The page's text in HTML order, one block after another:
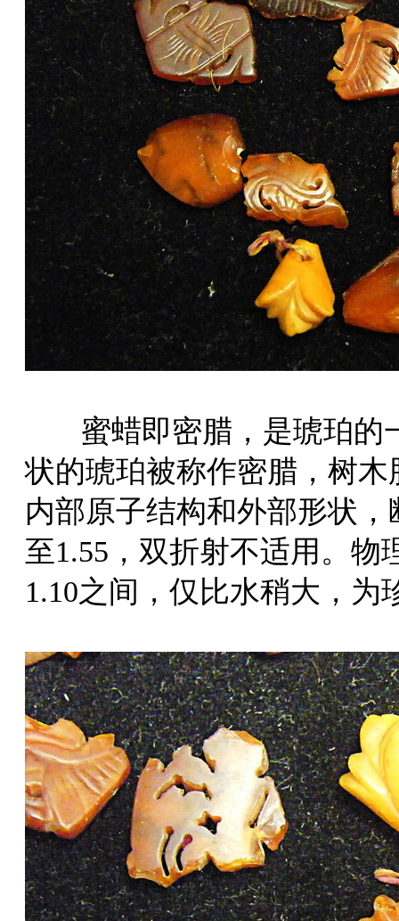
蜜蜡即密腊，是琥珀的
状的琥珀被称作密腊，树
内部原子结构和外部形状
至1.55，双折射不适用。物
1.10之间，仅比水稍大，为